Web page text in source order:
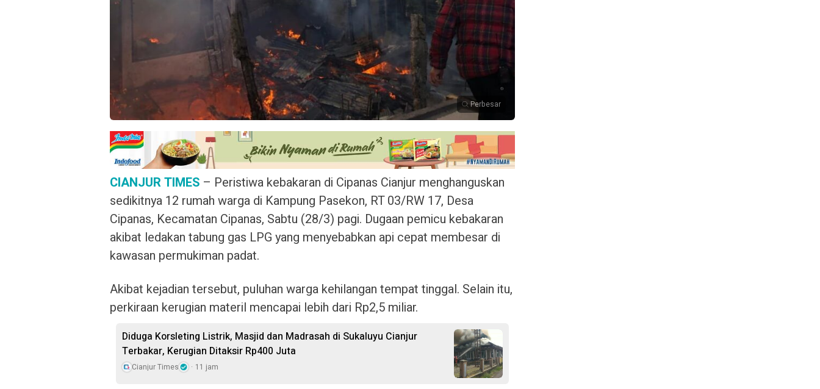
Perbesar
CIANJUR TIMES – Peristiwa kebakaran di Cipanas Cianjur menghanguskan
sedikitnya 12 rumah warga di Kampung Pasekon, RT 03/RW 17, Desa
Cipanas, Kecamatan Cipanas, Sabtu (28/3) pagi. Dugaan pemicu kebakaran
akibat ledakan tabung gas LPG yang menyebabkan api cepat membesar di
kawasan permukiman padat.
Akibat kejadian tersebut, puluhan warga kehilangan tempat tinggal. Selain itu,
perkiraan kerugian materil mencapai lebih dari Rp2,5 miliar.
Diduga Korsleting Listrik, Masjid dan Madrasah di Sukaluyu Cianjur
Terbakar, Kerugian Ditaksir Rp400 Juta
Cianjur Times 11 jam